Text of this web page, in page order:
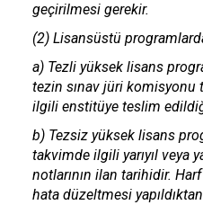
geçirilmesi gerekir.
(2) Lisansüstü
a) Tezli yüksek lisans
tezin sınav jüri komisyonu
ilgili enstitüye teslim
b) Tezsiz yüksek lisans
takvimde ilgili yarıyıl veya
notlarının ilan tarihidir.
hata düzeltmesi